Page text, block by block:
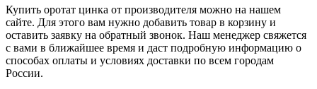
Купить оротат цинка от производителя можно на нашем
сайте. Для этого вам нужно добавить товар в корзину и
оставить заявку на обратный звонок. Наш менеджер свяжется
с вами в ближайшее время и даст подробную информацию о
способах оплаты и условиях доставки по всем городам
России.